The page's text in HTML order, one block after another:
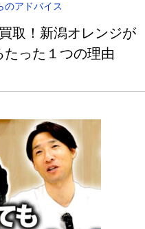
のアドバイス
取！新潟オレンジが
った１つの理由